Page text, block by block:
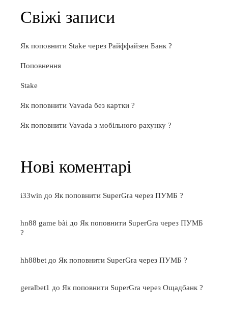
Свіжі записи
Як поповнити Stake через Райффайзен Банк ?
Поповнення
Stake
Як поповнити Vavada без картки ?
Як поповнити Vavada з мобільного рахунку ?
Нові коментарі
i33win до Як поповнити SuperGra через ПУМБ ?
hn88 game bài до Як поповнити SuperGra через ПУМБ
?
hh88bet до Як поповнити SuperGra через ПУМБ ?
geralbet1 до Як поповнити SuperGra через Ощадбанк ?